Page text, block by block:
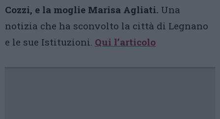
Cozzi, e la moglie Marisa Agliati. Una
notizia che ha sconvolto la città di Legnano
e le sue Istituzioni. Qui l’articolo